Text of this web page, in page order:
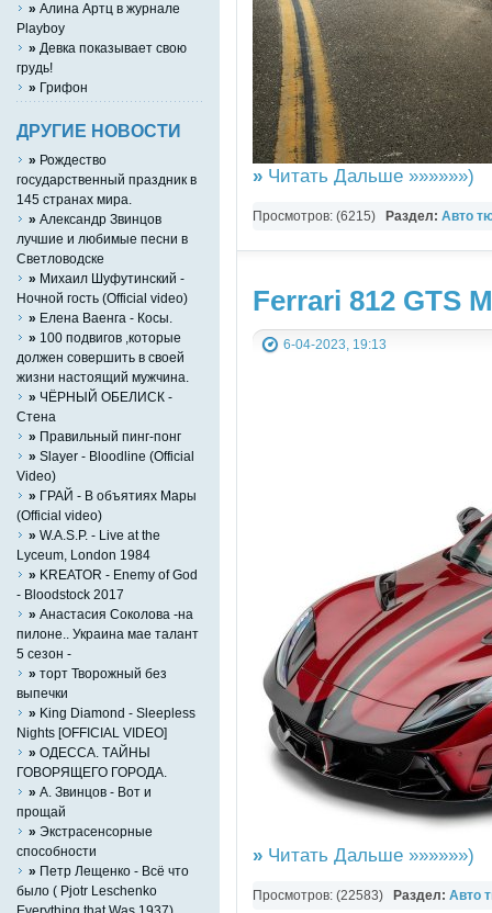
» Читать Дальше »»»»»»)
Просмотров: (6215) Раздел: Авто
Ferrari 812 GTS
6-04-2023, 19:13
» Читать Дальше »»»»»»)
Просмотров: (22583) Раздел: Авто
» Алина Артц в журнале
Playboy
» Девка показывает свою
грудь!
» Грифон
ДРУГИЕ НОВОСТИ
» Рождество
государственный праздник в
145 странах мира.
» Александр Звинцов
лучшие и любимые песни в
Светловодске
» Михаил Шуфутинский -
Ночной гость (Official video)
» Елена Ваенга - Косы.
» 100 подвигов ,которые
должен совершить в своей
жизни настоящий мужчина.
» ЧЁРНЫЙ ОБЕЛИСК -
Стена
» Правильный пинг-понг
» Slayer - Bloodline (Official
Video)
» ГРАЙ - В объятиях Мары
(Official video)
» W.A.S.P. - Live at the
Lyceum, London 1984
» KREATOR - Enemy of God
- Bloodstock 2017
» Анастасия Соколова -на
пилоне.. Украина мае талант
5 сезон -
» торт Творожный без
выпечки
» King Diamond - Sleepless
Nights [OFFICIAL VIDEO]
» ОДЕССА. ТАЙНЫ
ГОВОРЯЩЕГО ГОРОДА.
» А. Звинцов - Вот и
прощай
» Экстрасенсорные
способности
» Петр Лещенко - Всё что
было ( Pjotr Leschenko
Everything that Was 1937)